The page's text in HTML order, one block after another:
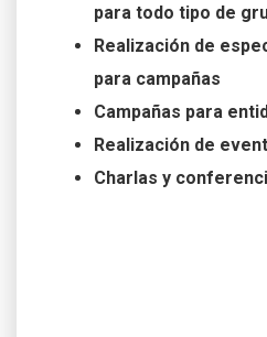
para todo tipo de
Realización de
para campañas
Campañas para
Realización de
Charlas y